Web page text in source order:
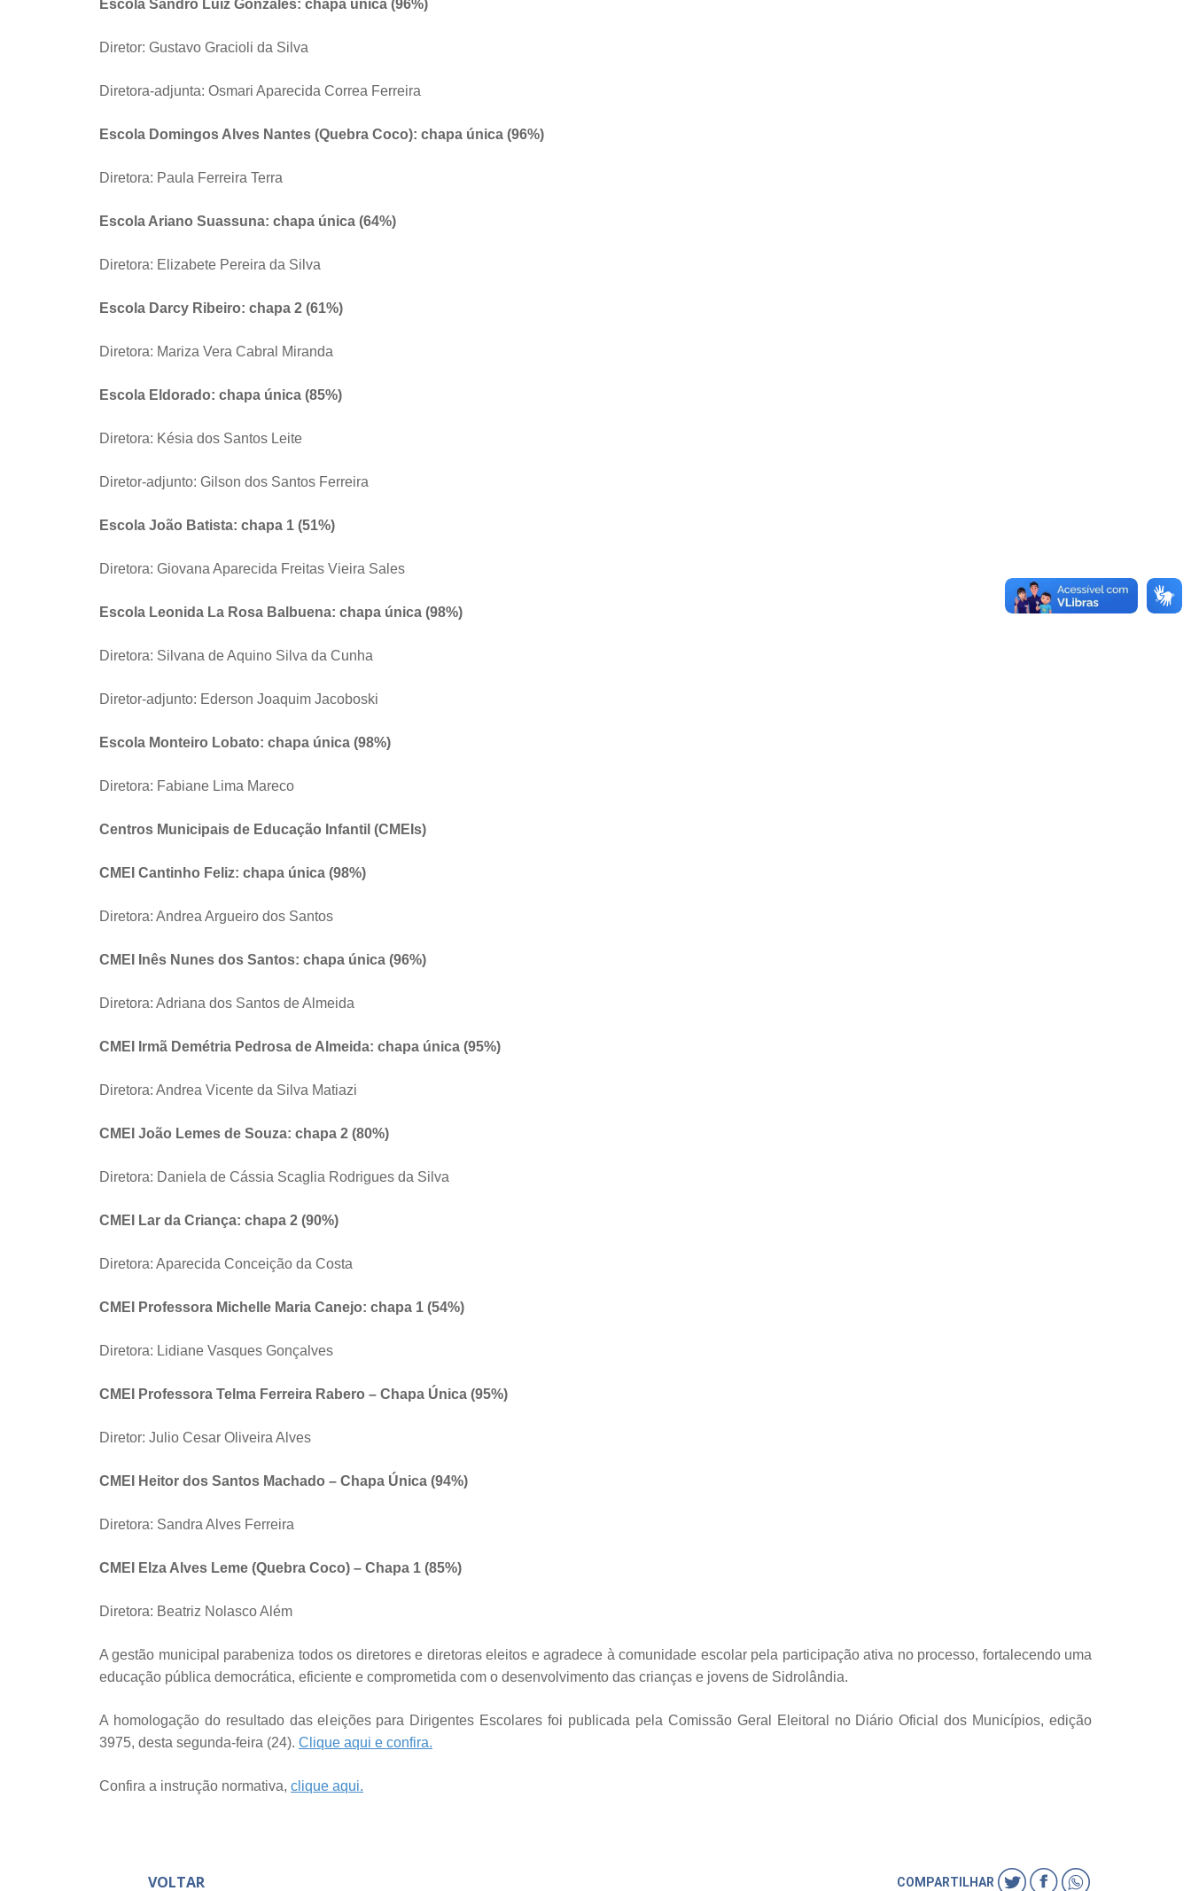
Escola Sandro Luiz Gonzales: chapa única (96%)
Diretor: Gustavo Gracioli da Silva
Diretora-adjunta: Osmari Aparecida Correa Ferreira
Escola Domingos Alves Nantes (Quebra Coco): chapa única (96%)
Diretora: Paula Ferreira Terra
Escola Ariano Suassuna: chapa única (64%)
Diretora: Elizabete Pereira da Silva
Escola Darcy Ribeiro: chapa 2 (61%)
Diretora: Mariza Vera Cabral Miranda
Escola Eldorado: chapa única (85%)
Diretora: Késia dos Santos Leite
Diretor-adjunto: Gilson dos Santos Ferreira
Escola João Batista: chapa 1 (51%)
Diretora: Giovana Aparecida Freitas Vieira Sales
Escola Leonida La Rosa Balbuena: chapa única (98%)
Diretora: Silvana de Aquino Silva da Cunha
Diretor-adjunto: Ederson Joaquim Jacoboski
Escola Monteiro Lobato: chapa única (98%)
Diretora: Fabiane Lima Mareco
Centros Municipais de Educação Infantil (CMEIs)
CMEI Cantinho Feliz: chapa única (98%)
Diretora: Andrea Argueiro dos Santos
C MEI Inês Nunes dos Santos: chapa única (96%)
Diretora: Adriana dos Santos de Almeida
CMEI Irmã Demétria Pedrosa de Almeida: chapa única (95%)
Diretora: Andrea Vicente da Silva Matiazi
CMEI João Lemes de Souza: chapa 2 (80%)
Diretora: Daniela de Cássia Scaglia Rodrigues da Silva
CMEI Lar da Criança: chapa 2 (90%)
Diretora: Aparecida Conceição da Costa
CMEI Professora Michelle Maria Canejo: chapa 1 (54%)
Diretora: Lidiane Vasques Gonçalves
CMEI Professora Telma Ferreira Rabero – Chapa Única (95%)
Diretor: Julio Cesar Oliveira Alves
CMEI Heitor dos Santos Machado – Chapa Única (94%)
Diretora: Sandra Alves Ferreira
CMEI Elza Alves Leme (Quebra Coco) – Chapa 1 (85%)
Diretora: Beatriz Nolasco Além
A gestão municipal parabeniza todos os diretores e diretoras eleitos e agradece à comunidade escolar pela participação ativa no processo, fortalecendo uma
educação pública democrática, eficiente e comprometida com o desenvolvimento das crianças e jovens de Sidrolândia.
A homologação do resultado das eleições para Dirigentes Escolares foi publicada pela Comissão Geral Eleitoral no Diário Oficial dos Municípios, edição
3975, desta segunda-feira (24). Clique aqui e confira.
Confira a instrução normativa, clique aqui.
VOLTAR COMPARTILHAR